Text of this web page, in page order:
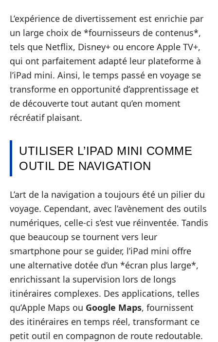
L’expérience de divertissement est enrichie par
un large choix de *fournisseurs de contenus*,
tels que Netflix, Disney+ ou encore Apple TV+,
qui ont parfaitement adapté leur plateforme à
l’iPad mini. Ainsi, le temps passé en voyage se
transforme en opportunité d’apprentissage et
de découverte tout autant qu’en moment
récréatif plaisant.
UTILISER L’IPAD MINI COMME
OUTIL DE NAVIGATION
L’art de la navigation a toujours été un pilier du
voyage. Cependant, avec l’avènement des outils
numériques, celle-ci s’est vue réinventée. Tandis
que beaucoup se tournent vers leur
smartphone pour se guider, l’iPad mini offre
une alternative dotée d’un *écran plus large*,
enrichissant la supervision lors de longs
itinéraires complexes. Des applications, telles
qu’Apple Maps ou Google Maps, fournissent
des itinéraires en temps réel, transformant ce
petit outil en compagnon de route redoutable.